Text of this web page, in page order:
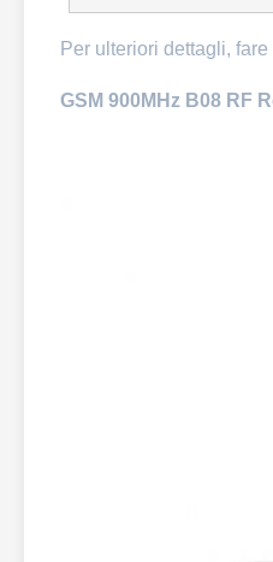
Per ulteriori dettagli,
GSM 900MHz B08 RF